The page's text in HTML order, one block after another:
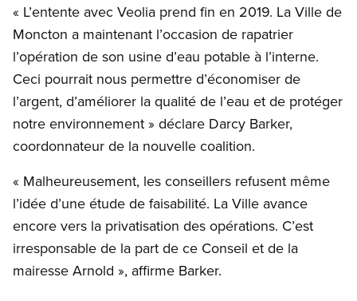
« L’entente avec Veolia prend fin en 2019. La Ville de
Moncton a maintenant l’occasion de rapatrier
l’opération de son usine d’eau potable à l’interne.
Ceci pourrait nous permettre d’économiser de
l’argent, d’améliorer la qualité de l’eau et de protéger
notre environnement » déclare Darcy Barker,
coordonnateur de la nouvelle coalition.
« Malheureusement, les conseillers refusent même
l’idée d’une étude de faisabilité. La Ville avance
encore vers la privatisation des opérations. C’est
irresponsable de la part de ce Conseil et de la
mairesse Arnold », affirme Barker.